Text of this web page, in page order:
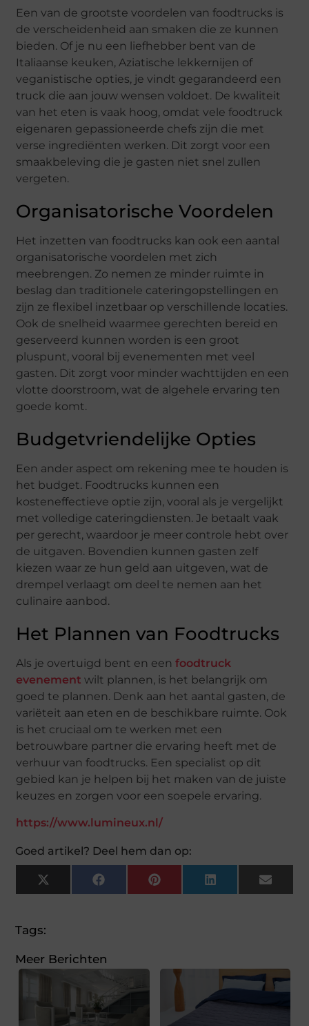
Een van de grootste voordelen van foodtrucks is
de verscheidenheid aan smaken die ze kunnen
bieden. Of je nu een liefhebber bent van de
Italiaanse keuken, Aziatische lekkernijen of
veganistische opties, je vindt gegarandeerd een
truck die aan jouw wensen voldoet. De kwaliteit
van het eten is vaak hoog, omdat vele foodtruck
eigenaren gepassioneerde chefs zijn die met
verse ingrediënten werken. Dit zorgt voor een
smaakbeleving die je gasten niet snel zullen
vergeten.
Organisatorische Voordelen
Het inzetten van foodtrucks kan ook een aantal
organisatorische voordelen met zich
meebrengen. Zo nemen ze minder ruimte in
beslag dan traditionele cateringopstellingen en
zijn ze flexibel inzetbaar op verschillende locaties.
Ook de snelheid waarmee gerechten bereid en
geserveerd kunnen worden is een groot
pluspunt, vooral bij evenementen met veel
gasten. Dit zorgt voor minder wachttijden en een
vlotte doorstroom, wat de algehele ervaring ten
goede komt.
Budgetvriendelijke Opties
Een ander aspect om rekening mee te houden is
het budget. Foodtrucks kunnen een
kosteneffectieve optie zijn, vooral als je vergelijkt
met volledige cateringdiensten. Je betaalt vaak
per gerecht, waardoor je meer controle hebt over
de uitgaven. Bovendien kunnen gasten zelf
kiezen waar ze hun geld aan uitgeven, wat de
drempel verlaagt om deel te nemen aan het
culinaire aanbod.
Het Plannen van Foodtrucks
Als je overtuigd bent en eenfoodtruck
evenement wilt plannen, is het belangrijk om
goed te plannen. Denk aan het aantal gasten, de
variëteit aan eten en de beschikbare ruimte. Ook
is het cruciaal om te werken met een
betrouwbare partner die ervaring heeft met de
verhuur van foodtrucks. Een specialist op dit
gebied kan je helpen bij het maken van de juiste
keuzes en zorgen voor een soepele ervaring.
https://www.lumineux.nl/
Goed artikel? Deel hem dan op:
X
(Twitter)
FacebookPinterestLinkedInEmail
Tags:
Meer Berichten